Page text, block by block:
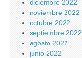
diciembre 2022
noviembre 2022
octubre 2022
septiembre 2022
agosto 2022
junio 2022